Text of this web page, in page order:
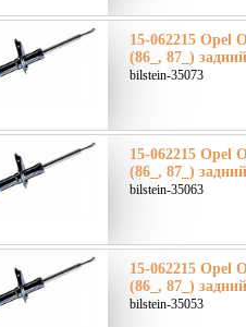
15-062215 Opel
(86_, 87_)
bilstein-35073
15-062215 Opel
(86_, 87_)
bilstein-35063
15-062215 Opel
(86_, 87_)
bilstein-35053